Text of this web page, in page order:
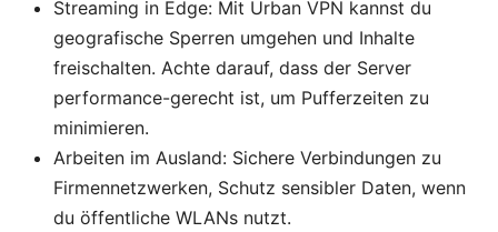
Streaming in Edge: Mit Urban VPN kannst du
geografische Sperren umgehen und Inhalte
freischalten. Achte darauf, dass der Server
performance-gerecht ist, um Pufferzeiten zu
minimieren.
Arbeiten im Ausland: Sichere Verbindungen zu
Firmennetzwerken, Schutz sensibler Daten, wenn
du öffentliche WLANs nutzt.